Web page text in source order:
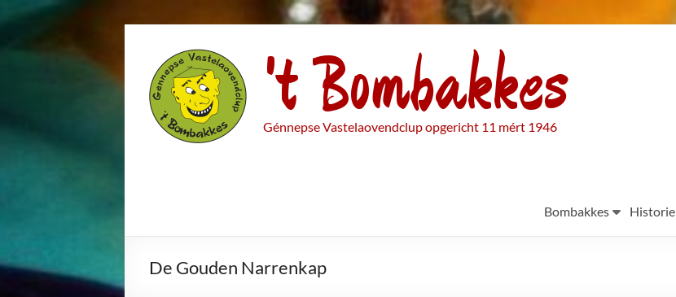
inhoud
't Bombakkes
Génnepse Vastelaovendclup opgericht 11 mért 1946
Bombakkes Historie
De Gouden Narrenkap